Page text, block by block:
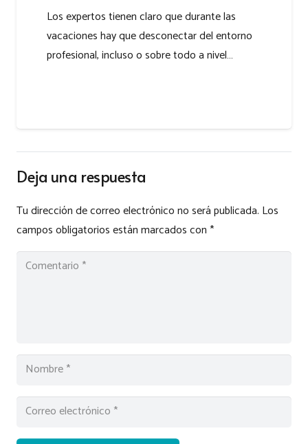
Los expertos tienen claro que durante las
vacaciones hay que desconectar del entorno
profesional, incluso o sobre todo a nivel…
Deja una respuesta
Tu dirección de correo electrónico no será publicada. Los
campos obligatorios están marcados con*